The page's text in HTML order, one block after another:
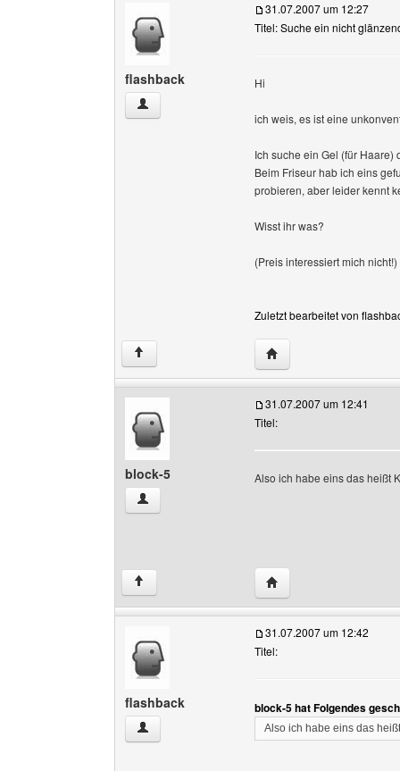
flashback
flashback Benutzer-Profile anzeigen
31.07.2007 um 12:27
Titel: Suche ein nicht
Hi
ich weis, es ist eine
Ich suche ein Gel (für
Beim Friseur hab ich eins
probieren, aber leider kennt
Wisst ihr was?
(Preis interessiert mich nicht!)
Zuletzt bearbeitet von
↑ Website dieses
block-5
block-5 Benutzer-Profile anzeigen
31.07.2007 um 12:41
Titel:
Also ich habe eins das heißt
↑ Website dieses
flashback
flashback Benutzer-Profile anzeigen
31.07.2007 um 12:42
Titel:
block-5 hat Folgendes
Also ich habe eins das